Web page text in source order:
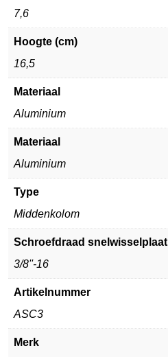
7,6
Hoogte (cm)
16,5
Materiaal
Aluminium
Materiaal
Aluminium
Type
Middenkolom
Schroefdraad snelwisselplaat
3/8''-16
Artikelnummer
ASC3
Merk